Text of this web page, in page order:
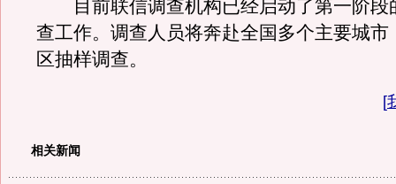
目前联信调查机构已经启动了第一阶段
查工作。调查人员将奔赴全国多个主要城市
区抽样调查。
[
相关新闻